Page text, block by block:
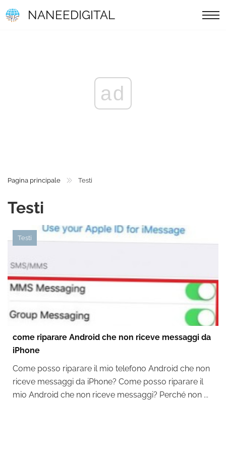
NANEEDIGITAL
ad
Pagina principale Testi
Testi
Testi
come riparare Android che non riceve messaggi da
iPhone
Come posso riparare il mio telefono Android che non
riceve messaggi da iPhone? Come posso riparare il
mio Android che non riceve messaggi? Perché non ...